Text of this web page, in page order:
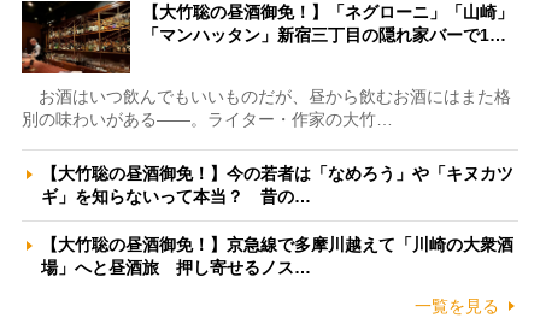
【大竹聡の昼酒御免！】「ネグローニ」「山崎」
「マンハッタン」新宿三丁目の隠れ家バーで1…
お酒はいつ飲んでもいいものだが、昼から飲むお酒にはまた格
別の味わいがある――。ライター・作家の大竹…
【大竹聡の昼酒御免！】今の若者は「なめろう」や「キヌカツ
ギ」を知らないって本当？ 昔の…
【大竹聡の昼酒御免！】京急線で多摩川越えて「川崎の大衆酒
場」へと昼酒旅 押し寄せるノス…
一覧を見る